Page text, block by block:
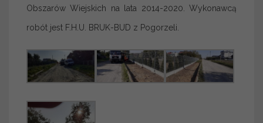
Obszarów Wiejskich na lata 2014-2020. Wykonawcą
robót jest F.H.U. BRUK-BUD z Pogorzeli.